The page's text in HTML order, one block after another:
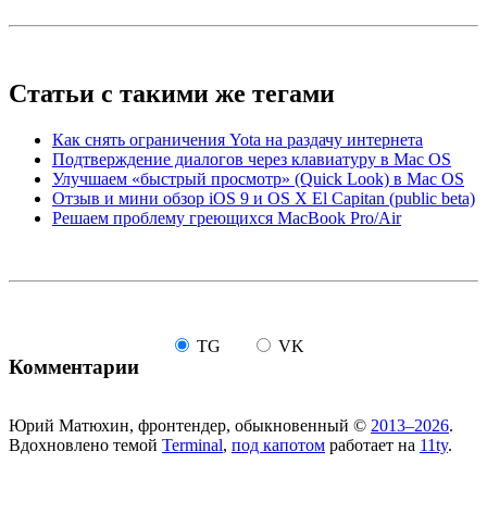
Статьи с такими же тегами
Как снять ограничения Yota на раздачу интернета
Подтверждение диалогов через клавиатуру в Mac OS
Улучшаем «быстрый просмотр» (Quick Look) в Mac OS
Отзыв и мини обзор iOS 9 и OS X El Capitan (public beta)
Решаем проблему греющихся MacBook Pro/Air
Комментарии
TG VK
Юрий Матюхин, фронтендер, обыкновенный © 2013–2026.
Вдохновлено темой Terminal, под капотом работает на 11ty.